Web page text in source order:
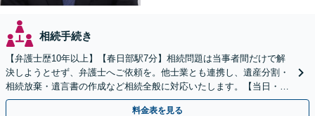
相続手続き
【弁護士歴10年以上】【春日部駅7分】相続問題は当事者間だけで解
決しようとせず、弁護士へご依頼を。他士業とも連携し、遺産分割・
相続放棄・遺言書の作成など相続全般に対応いたします。【当日・土
日祝日・夜間・応相談対応可能】
料金表を見る